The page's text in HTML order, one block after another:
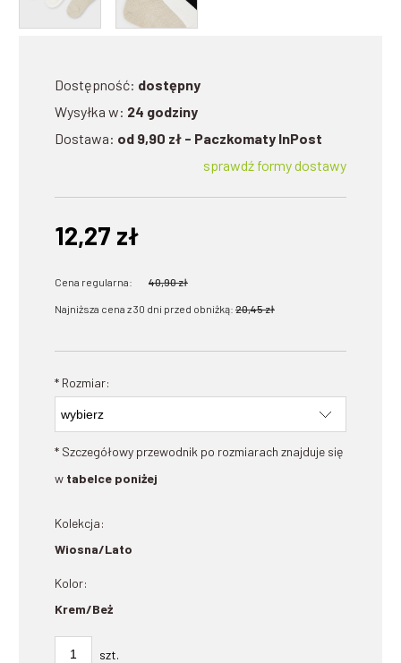
Dostępność: dostępny
Wysyłka w: 24 godziny
Dostawa: od 9,90 zł - Paczkomaty InPost
sprawdź formy dostawy
12,27 zł
Cena regularna: 40,90 zł
Najniższa cena z 30 dni przed obniżką: 20,45 zł
* Rozmiar:
* Szczegółowy przewodnik po rozmiarach znajduje się
w tabelce poniżej
Kolekcja:
Wiosna/Lato
Kolor:
Krem/Beż
szt.